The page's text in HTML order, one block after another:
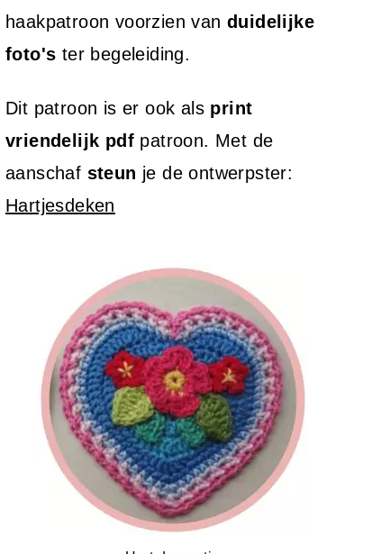
haakpatroon voorzien van duidelijke
foto's ter begeleiding.
Dit patroon is er ook als print
vriendelijk pdf patroon. Met de
aanschaf steun je de ontwerpster:
Hartjesdeken